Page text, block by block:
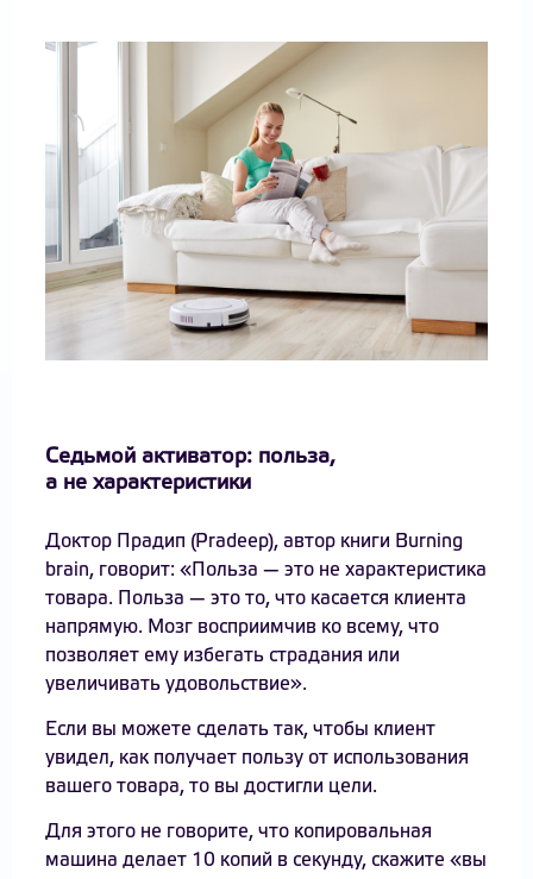
Седьмой активатор: польза,
а не характеристики
Доктор Прадип (Pradeep), автор книги Burning
brain, говорит: «Польза — это не характеристика
товара. Польза — это то, что касается клиента
напрямую. Мозг восприимчив ко всему, что
позволяет ему избегать страдания или
увеличивать удовольствие».
Если вы можете сделать так, чтобы клиент
увидел, как получает пользу от использования
вашего товара, то вы достигли цели.
Для этого не говорите, что копировальная
машина делает 10 копий в секунду, скажите «вы